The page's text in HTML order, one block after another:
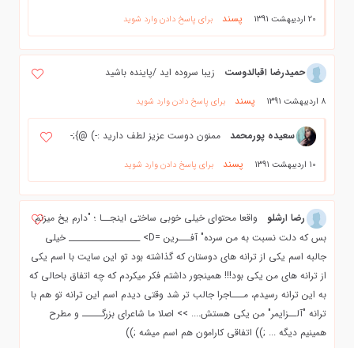
20 اردیبهشت 1391 پسند برای پاسخ دادن وارد شوید
حمیدرضا اقبالدوست زیبا سروده اید /پاینده باشید
8 اردیبهشت 1391 پسند برای پاسخ دادن وارد شوید
سعیده پورمحمد ممنون دوست عزیز لطف دارید :-) @};-
10 اردیبهشت 1391 پسند برای پاسخ دادن وارد شوید
رضا ارشلو
واقعا محتوای خیلی خوبی ساختی اینجــا ؛ "دارم یخ میزنم
بس که دلت نسبت به من سرده" آفـــرین =D> __________________ خیلی
جالبه اسم یکی از ترانه های دوستان که گذاشته بود تو این سایت با اسم یکی
از ترانه های من یکی بود!!! همینجور داشتم فکر میکردم که چه اتفاق باحالی که
به این ترانه رسیدم، مـــاجرا جالب تر شد وقتی دیدم اسم این ترانه تو هم با
ترانه "آلــزایمر" من یکی هستش.... >> اصلا ما شاعرای بزرگـــــ و مطرح
همینیم دیگه ... ;)) اتفاقی کارامون هم اسم میشه ;))